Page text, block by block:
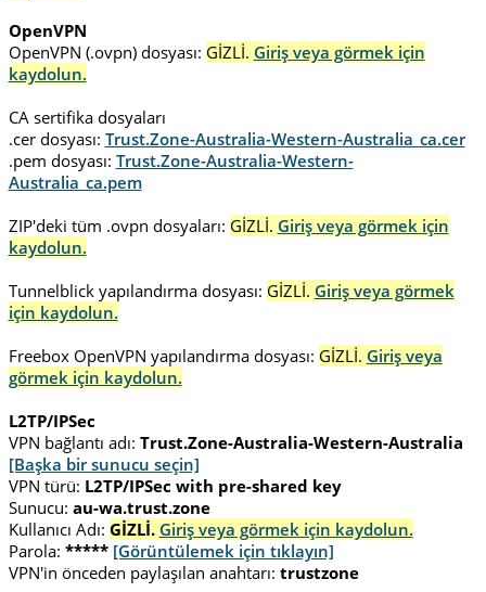
OpenVPN
OpenVPN (.ovpn) dosyası: GİZLİ. Giriş veya görmek için
kaydolun.
CA sertifika dosyaları
.cer dosyası: Trust.Zone-Australia-Western-Australia_ca.cer
.pem dosyası: Trust.Zone-Australia-Western-
Australia_ca.pem
ZIP'deki tüm .ovpn dosyaları: GİZLİ. Giriş veya görmek için
kaydolun.
Tunnelblick yapılandırma dosyası: GİZLİ. Giriş veya görmek
için kaydolun.
Freebox OpenVPN yapılandırma dosyası: GİZLİ. Giriş veya
görmek için kaydolun.
L2TP/IPSec
VPN bağlantı adı: Trust.Zone-Australia-Western-Australia
[Başka bir sunucu seçin]
VPN türü: L2TP/IPSec with pre-shared key
Sunucu: au-wa.trust.zone
Kullanıcı Adı: GİZLİ. Giriş veya görmek için kaydolun.
Parola: ***** [Görüntülemek için tıklayın]
VPN'in önceden paylaşılan anahtarı: trustzone